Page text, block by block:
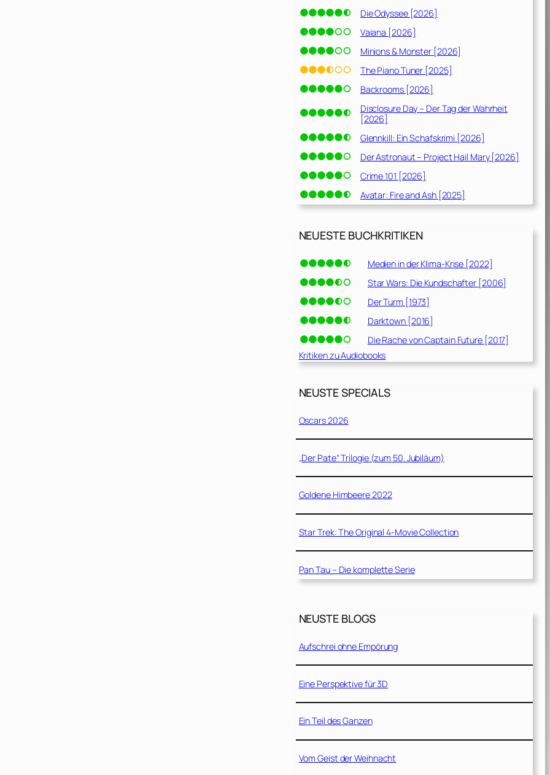
Die Odyssee [2026]
Vaiana [2026]
Minions & Monster [2026]
The Piano Tuner [2025]
Backrooms [2026]
Disclosure Day – Der Tag der Wahrheit
[2026]
Glennkill: Ein Schafskrimi [2026]
Der Astronaut – Project Hail Mary [2026]
Crime 101 [2026]
Avatar: Fire and Ash [2025]
NEUESTE BUCHKRITIKEN
Medien in der Klima-Krise [2022]
Star Wars: Die Kundschafter [2006]
Der Turm [1973]
Darktown [2016]
Die Rache von Captain Future [2017]
Kritiken zu Audiobooks
NEUSTE SPECIALS
Oscars 2026
„Der Pate“ Trilogie (zum 50. Jubiläum)
Goldene Himbeere 2022
Star Trek: The Original 4-Movie Collection
Pan Tau – Die komplette Serie
NEUSTE BLOGS
Aufschrei ohne Empörung
Eine Perspektive für 3D
Ein Teil des Ganzen
Vom Geist der Weihnacht